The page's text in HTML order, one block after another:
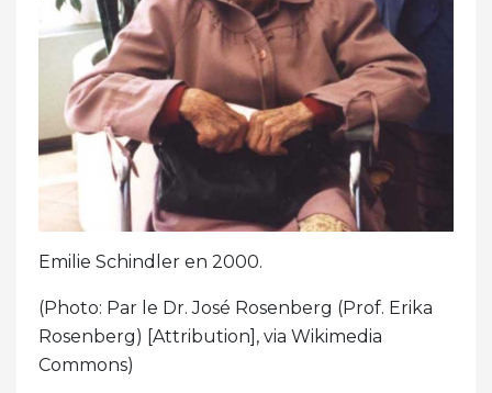
Emilie Schindler en 2000.
(Photo: Par le Dr. José Rosenberg (Prof. Erika
Rosenberg) [Attribution], via Wikimedia
Commons)